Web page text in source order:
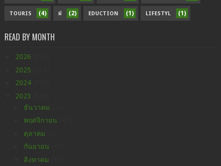
TOURIS (4) ฝ (2) EDUCTION (1) LIFESTYL (1)
READ BY MONTH
2026
2025
2024
2023
ธันวาคม
พฤศจิกายน
ตุลาคม
กันยายน
สิงหาคม